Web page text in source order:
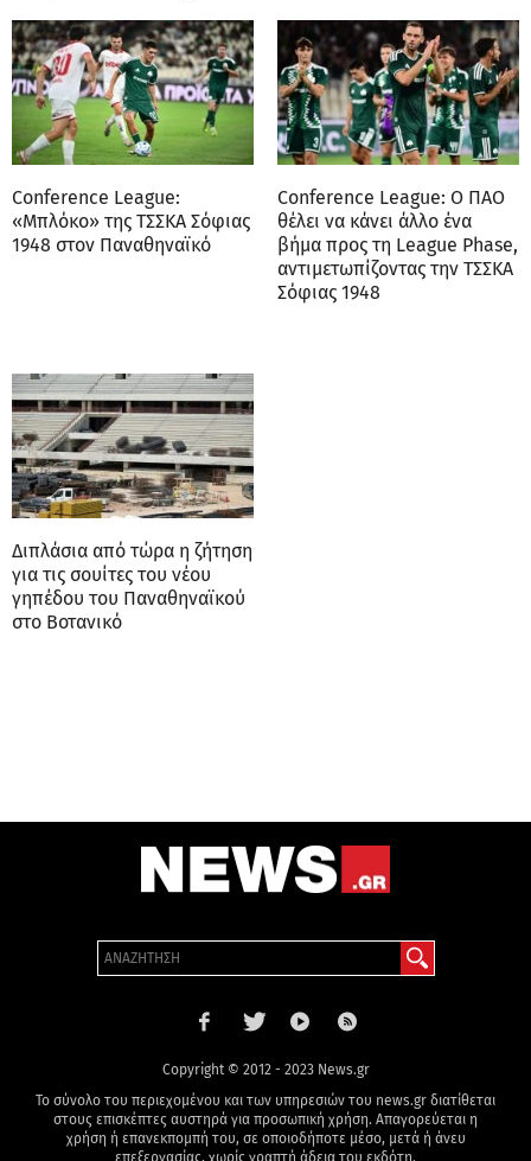
Conference League:
«Μπλόκο» της ΤΣΣΚΑ Σόφιας
1948 στον Παναθηναϊκό
Conference League: Ο ΠΑΟ
θέλει να κάνει άλλο ένα
βήμα προς τη League Phase,
αντιμετωπίζοντας την ΤΣΣΚΑ
Σόφιας 1948
Διπλάσια από τώρα η ζήτηση
για τις σουίτες του νέου
γηπέδου του Παναθηναϊκού
στο Βοτανικό
Copyright © 2012 - 2023 News.gr
Το σύνολο του περιεχομένου και των υπηρεσιών του news.gr διατίθεται
στους επισκέπτες αυστηρά για προσωπική χρήση. Απαγορεύεται η
χρήση ή επανεκπομπή του, σε οποιοδήποτε μέσο, μετά ή άνευ